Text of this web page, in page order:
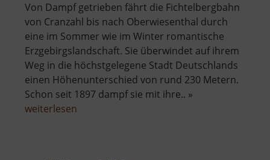
Von Dampf getrieben fährt die Fichtelbergbahn
von Cranzahl bis nach Oberwiesenthal durch
eine im Sommer wie im Winter romantische
Erzgebirgslandschaft. Sie überwindet auf ihrem
Weg in die höchstgelegene Stadt Deutschlands
einen Höhenunterschied von rund 230 Metern.
Schon seit 1897 dampf sie mit ihre.. »
weiterlesen